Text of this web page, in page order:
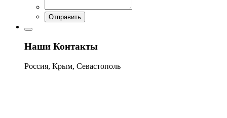
Отправить
Наши Контакты
Россия, Крым, Севастополь